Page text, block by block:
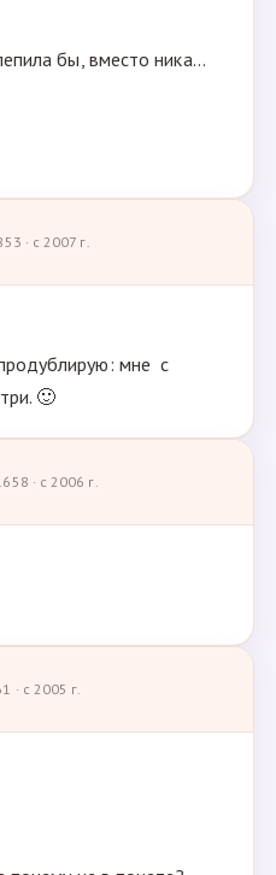
бы, вместо ника...
· с 2007 г.
мне с
🙂
· с 2006 г.
· с 2005 г.